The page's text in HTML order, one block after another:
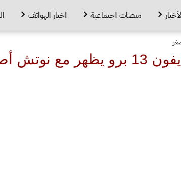
منصات اجتماعية اخبار الهواتف
أصغر